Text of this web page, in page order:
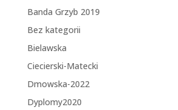
Banda Grzyb 2019
Bez kategorii
Bielawska
Ciecierski-Matecki
Dmowska-2022
Dyplomy2020